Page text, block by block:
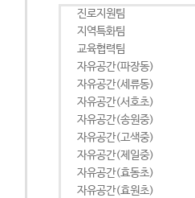
진로지원팀
지역특화팀
교육협력팀
자유공간(파장동)
자유공간(세류동)
자유공간(서호초)
자유공간(송원중)
자유공간(고색중)
자유공간(제일중)
자유공간(효동초)
자유공간(효원초)